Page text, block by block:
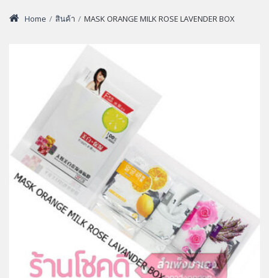
Home / สินค้า / MASK ORANGE MILK ROSE LAVENDER BOX